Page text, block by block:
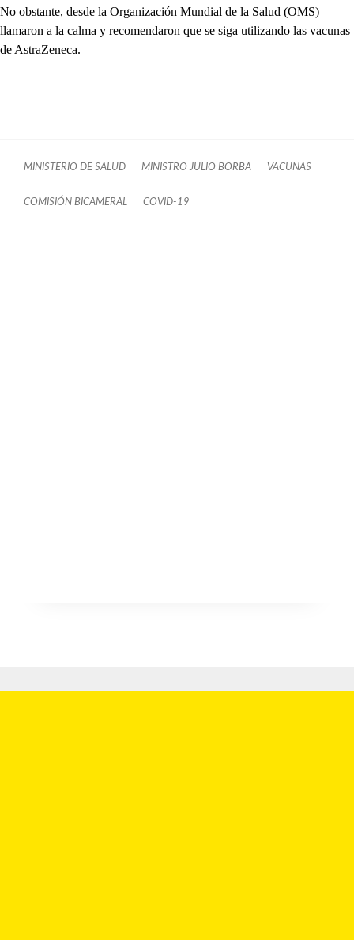
No obstante, desde la Organización Mundial de la Salud (OMS)
llamaron a la calma y recomendaron que se siga utilizando las vacunas
de AstraZeneca.
MINISTERIO DE SALUD MINISTRO JULIO BORBA VACUNAS
COMISIÓN BICAMERAL COVID-19